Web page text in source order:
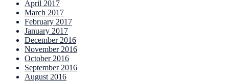
April 2017
March 2017
February 2017
January 2017
December 2016
November 2016
October 2016
September 2016
August 2016